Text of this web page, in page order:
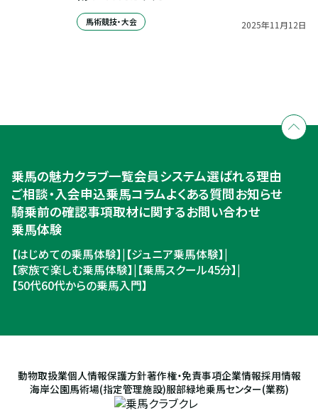
馬術競技・大会 2025年11 月12日
入会のご相談・申込
ご相談・入会申込
乗馬の魅力クラブ一覧会員システム選ばれる理由
ご相談・入会申込乗馬コラムよくある質問お知らせ
騎乗前の確認事項取材に関するお問い合わせ
乗馬体験
【はじめての乗馬体験】| 【ジュニア乗馬体験】|
【家族で楽しむ乗馬体験】| 【乗馬スクール45分】|
【50代60代からの乗馬入門】
動物取扱業個人情報保護方針著作権・免責事項企業情報採用情報
海岸公園馬術場(指定管理施設)服部緑地乗馬センター(業務)